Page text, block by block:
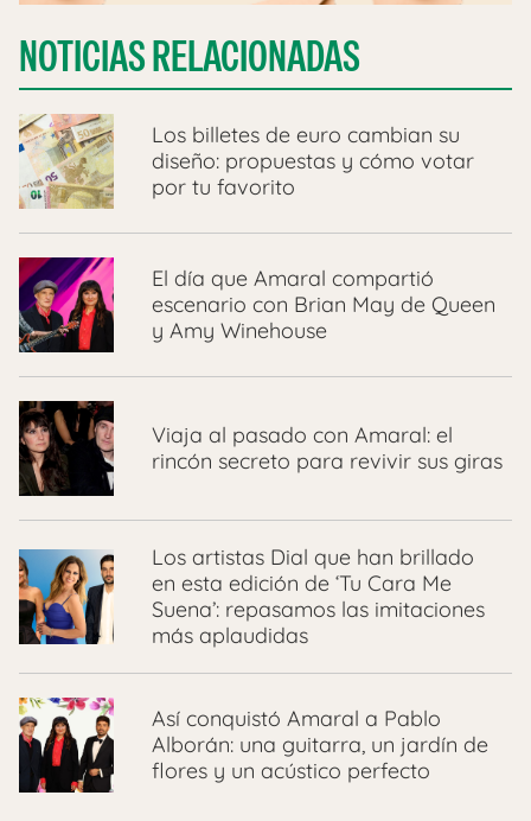
NOTICIAS RELACIONADAS
Los billetes de euro cambian su
diseño: propuestas y cómo votar
por tu favorito
El día que Amaral compartió
escenario con Brian May de Queen
y Amy Winehouse
Viaja al pasado con Amaral: el
rincón secreto para revivir sus giras
Los artistas Dial que han brillado
en esta edición de ‘Tu Cara Me
Suena’: repasamos las imitaciones
más aplaudidas
Así conquistó Amaral a Pablo
Alborán: una guitarra, un jardín de
flores y un acústico perfecto